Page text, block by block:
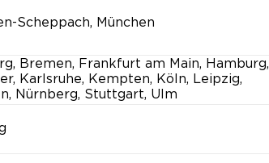
Scheppach, München
Bremen, Frankfurt am Main, Hamburg,
Karlsruhe, Kempten, Köln, Leipzig,
Nürnberg, Stuttgart, Ulm